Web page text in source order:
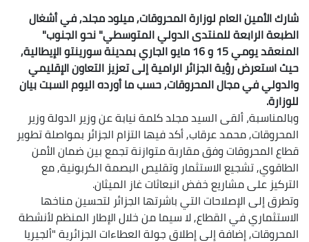
شارك الأمين العام لوزارة المحروقات, ميلود مجلد, في أشغال
الطبعة الرابعة للمنتدى الدولي المتوسطي" نحو الجنوب"
المنعقد يومي 15 و 16 مايو الجاري بمدينة سورينتو الإيطالية,
حيث استعرض رؤية الجزائر الرامية إلى تعزيز التعاون الإقليمي
والدولي في مجال المحروقات, حسب ما أورده اليوم السبت بيان
للوزارة.
وبالمناسبة، ألقى السيد مجلد كلمة نيابة عن وزير الدولة وزير
المحروقات, محمد عرقاب, أكد فيها التزام الجزائر بمواصلة تطوير
قطاع المحروقات وفق مقاربة متوازنة تجمع بين ضمان الأمن
الطاقوي, تشجيع الاستثمار وتقليص البصمة الكربونية, مع
التركيز على مشاريع خفض انبعاثات غاز الميثان.
وتطرق إلى الإصلاحات التي باشرتها الجزائر لتحسين مناخها
الاستثماري في القطاع, لا سيما من خلال الإطار المنظم لأنشطة
المحروقات, إضافة إلى إطلاق جولة العطاءات الجزائرية "ألجيريا